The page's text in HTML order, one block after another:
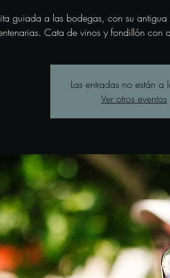
guiada a las bodegas, con su antigua
Cata de vinos y fondillón con
Las entradas no están a
Ver otros eventos